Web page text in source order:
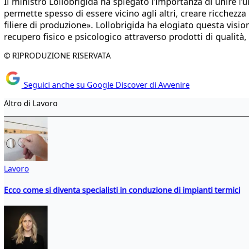
permette spesso di essere vicino agli altri, creare
filiere di produzione». Lollobrigida ha elogiato questa
recupero fisico e psicologico attraverso prodotti di
© RIPRODUZIONE RISERVATA
Seguici anche su Google Discover di Avvenire
Altro di Lavoro
Lavoro
Ecco come si diventa specialisti in conduzione di impianti termici